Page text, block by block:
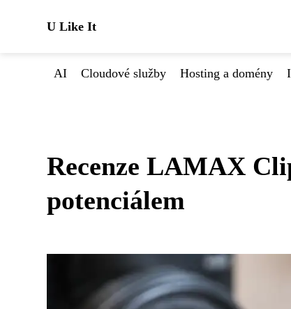
U Like It
AI Cloudové služby Hosting a domény
Recenze LAMAX
potenciálem